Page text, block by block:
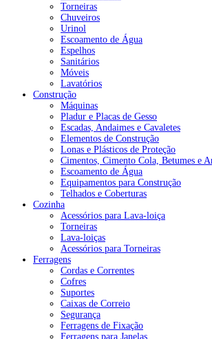
Torneiras
Chuveiros
Urinol
Escoamento de Água
Espelhos
Sanitários
Móveis
Lavatórios
Construção
Máquinas
Pladur e Placas de Gesso
Escadas, Andaimes e Cavaletes
Elementos de Construção
Lonas e Plásticos de Proteção
Cimentos, Cimento Cola, Betumes e
Escoamento de Água
Equipamentos para Construção
Telhados e Coberturas
Cozinha
Acessórios para Lava-loiça
Torneiras
Lava-loiças
Acessórios para Torneiras
Ferragens
Cordas e Correntes
Cofres
Suportes
Caixas de Correio
Segurança
Ferragens de Fixação
Ferragens para Janelas